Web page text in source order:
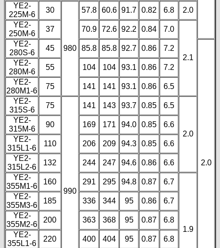
YE2-
225M-6
30
980
57.8 60.6 91.7 0.82 6.8
2.0
YE2-
250M-6
37 70.9 72.6 92.2 0.84 7.0
2.1
YE2-
280S-6
45 85.8 85.8 92.7 0.86 7.2
2.0
YE2-
280M-6
55 104 104 93.1 0.86
7.2
YE2-
280M1-6
75 141 141 93.1 0.86
6.5
YE2-
315S-6
75
990
141 143 93.7 0.85 6.5
2.0
YE2-
315M-6
90 169 171 94.0 0.85
6.6
YE2-
315L1-6
110 206 209 94.3 0.85
6.6
YE2-
315L2-6
132 244 247 94.6 0.86
6.6
YE2-
355M1-6
160 291 295 94.8 0.87 6.7
1.9
YE2-
355M3-6
185 336 344 95 0.86
6.7
YE2-
355M2-6
200 363 368 95 0.87
6.8
YE2-
355L1-6
220 400 404 95 0.87
6.8